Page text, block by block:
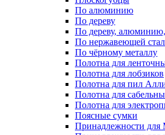
По алюминию
По дереву
По дереву,
По нержавеющей
По чёрному металлу
Полотна для
Полотна для лобзиков
Полотна для пил
Полотна для
Полотна для
Поясные сумки
Принадлежности для